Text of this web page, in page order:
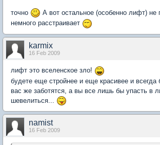
точно
А вот остальное (особенно лифт) не
немного расстраивает
karmix
16 Feb 2009
лифт это вселенское зло!
будете еще стройнее и еще красивее и
вас же заботятся, а вы все лишь бы упасть в
шевелиться...
namist
16 Feb 2009